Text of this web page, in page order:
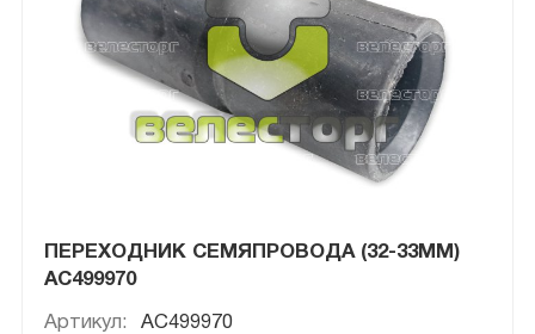
ПЕРЕХОДНИК СЕМЯПРОВОДА (32-33ММ)
AC499970
Артикул:
AC499970